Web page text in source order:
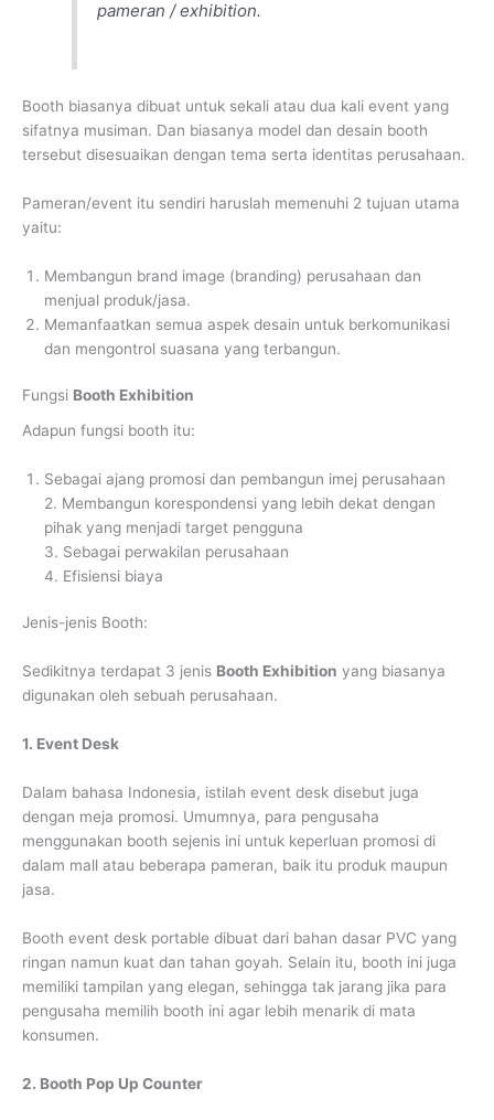
pameran / exhibition.
Booth biasanya dibuat untuk sekali atau dua kali event yang
sifatnya musiman. Dan biasanya model dan desain booth
tersebut disesuaikan dengan tema serta identitas perusahaan.
Pameran/event itu sendiri haruslah memenuhi 2 tujuan utama
yaitu:
Membangun brand image (branding) perusahaan dan
menjual produk/jasa.
Memanfaatkan semua aspek desain untuk berkomunikasi
dan mengontrol suasana yang terbangun.
Fungsi Booth Exhibition
Adapun fungsi booth itu:
Sebagai ajang promosi dan pembangun imej perusahaan
2. Membangun korespondensi yang lebih dekat dengan
pihak yang menjadi target pengguna
3. Sebagai perwakilan perusahaan
4. Efisiensi biaya
Jenis-jenis Booth:
Sedikitnya terdapat 3 jenis Booth Exhibition yang biasanya
digunakan oleh sebuah perusahaan.
1. Event Desk
Dalam bahasa Indonesia, istilah event desk disebut juga
dengan meja promosi. Umumnya, para pengusaha
menggunakan booth sejenis ini untuk keperluan promosi di
dalam mall atau beberapa pameran, baik itu produk maupun
jasa.
Booth event desk portable dibuat dari bahan dasar PVC yang
ringan namun kuat dan tahan goyah. Selain itu, booth ini juga
memiliki tampilan yang elegan, sehingga tak jarang jika para
pengusaha memilih booth ini agar lebih menarik di mata
konsumen.
2. Booth Pop Up Counter